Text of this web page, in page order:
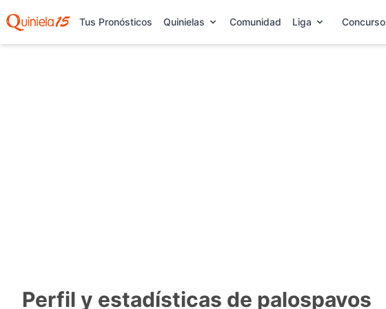
Tus Pronósticos Quinielas Comunidad Liga Concurso
Perfil y estadísticas de palospavos